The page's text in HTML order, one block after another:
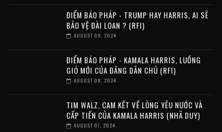
ĐIỂM BÁO PHÁP - TRUMP HAY HARRIS, AI SẼ
BẢO VỆ ĐÀI LOAN ? (RFI)
AUGUST 09, 2024
ĐIỂM BÁO PHÁP - KAMALA HARRIS, LUỒNG
GIÓ MỚI CỦA ĐẢNG DÂN CHỦ (RFI)
AUGUST 08, 2024
TIM WALZ, CAM KẾT VỀ LÒNG YÊU NƯỚC VÀ
CẤP TIẾN CỦA KAMALA HARRIS (NHÃ DUY)
AUGUST 07, 2024